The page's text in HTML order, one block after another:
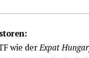
wie derExpat